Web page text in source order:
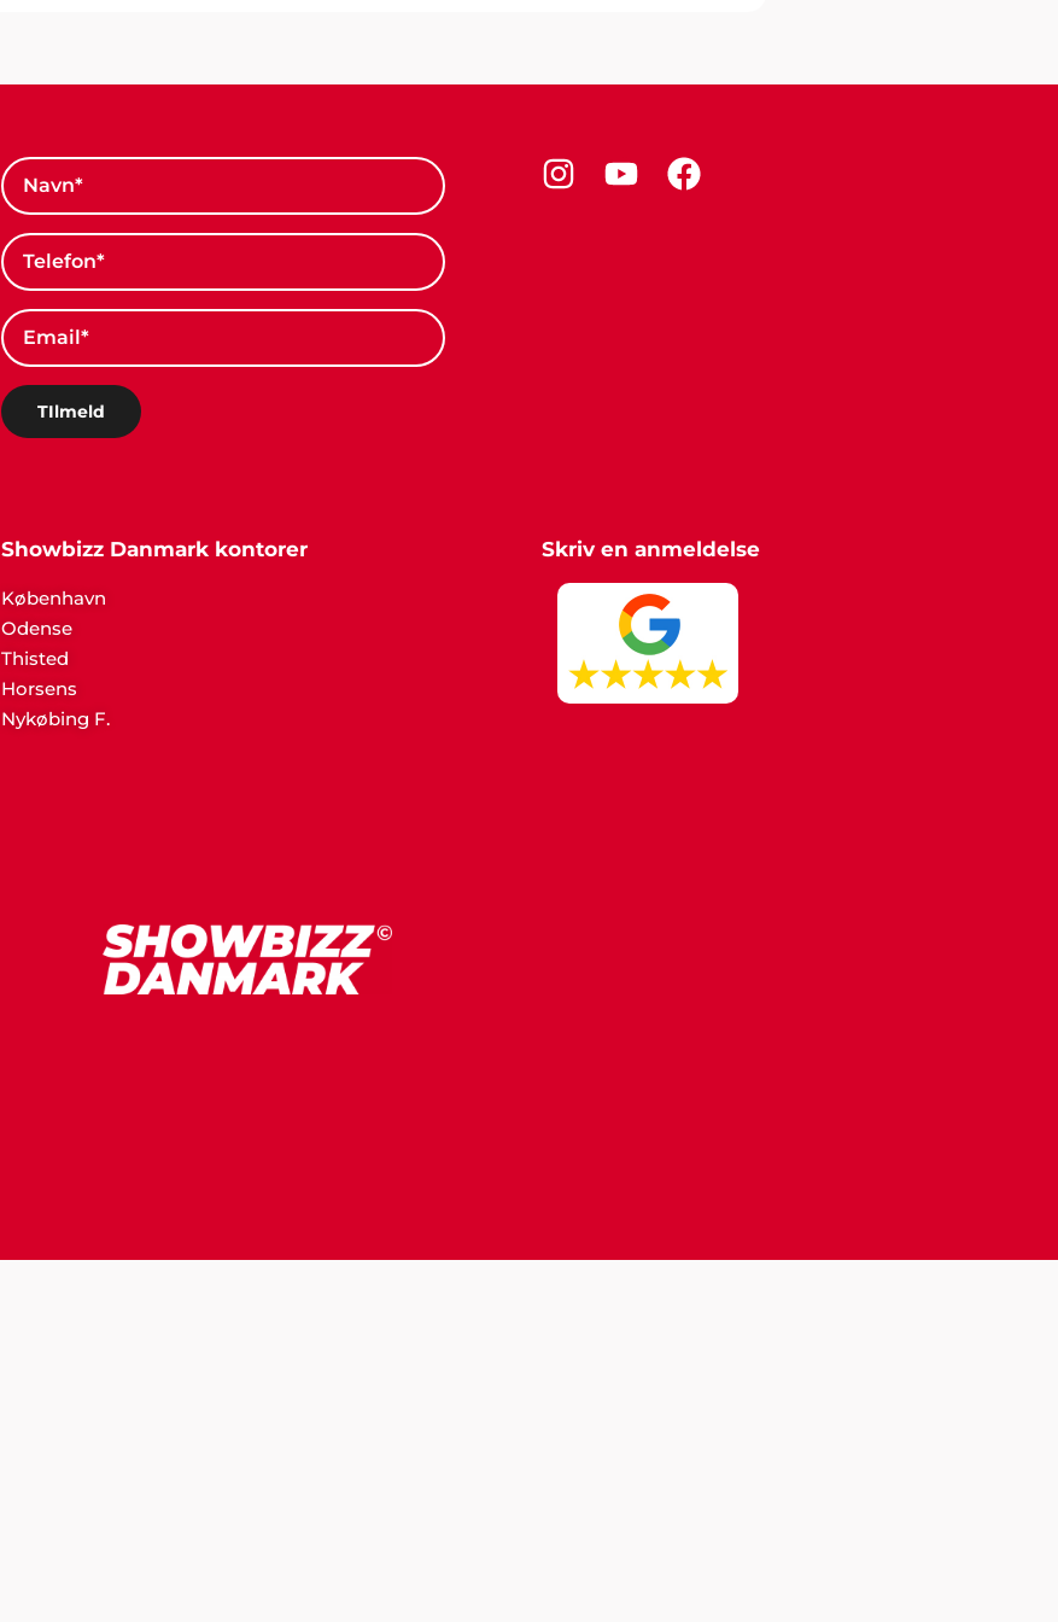
TIlmeld
Showbizz Danmark kontorer
København
Odense
Thisted
Horsens
Nykøbing F.
Skriv en anmeldelse